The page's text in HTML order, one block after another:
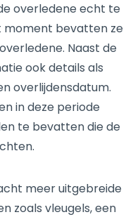
overledene echt te
moment bevatten ze
Naast de
ook details als
overlijdensdatum.
in deze periode
te bevatten die de
meer uitgebreide
zoals vleugels, een